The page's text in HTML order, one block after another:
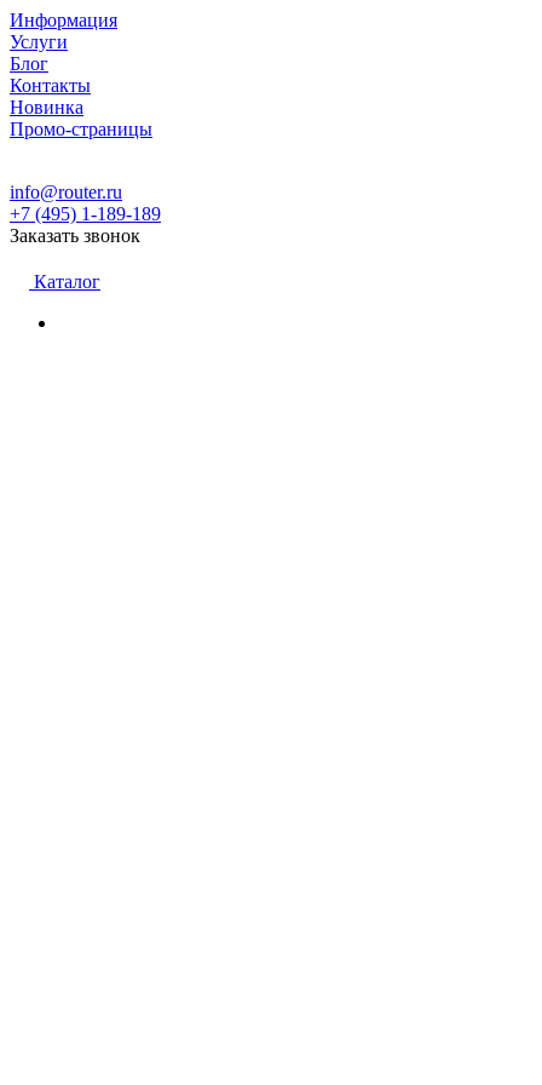
Информация
Услуги
Блог
Контакты
Новинка
Промо-страницы
info@router.ru
+7 (495) 1-189-189
Заказать звонок
Каталог